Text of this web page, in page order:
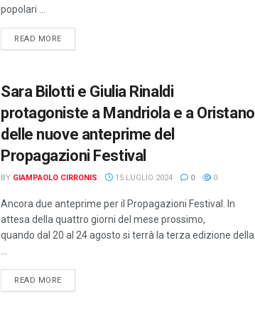
popolari ...
READ MOREDETAILS
Sara Bilotti e Giulia Rinaldi
protagoniste a Mandriola e a Oristano
delle nuove anteprime del
Propagazioni Festival
BY GIAMPAOLO CIRRONIS 15 LUGLIO 2024 0 0
Ancora due anteprime per il Propagazioni Festival. In
attesa della quattro giorni del mese prossimo,
quando dal 20 al 24 agosto si terrà la terza edizione della
...
READ MOREDETAILS